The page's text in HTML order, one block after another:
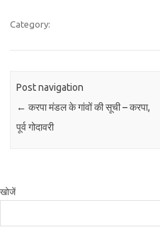
Category:
Post navigation
← करपा मंडल के गांवों की सूची – करपा,
पूर्व गोदावरी
खोजें